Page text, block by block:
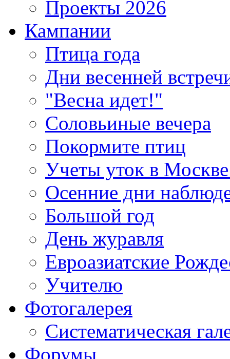
Проекты 2026
Кампании
Птица года
Дни весенней
"Весна идет!"
Соловьиные вечера
Покормите птиц
Учеты уток в
Осенние дни
Большой год
День журавля
Евроазиатские
Учителю
Фотогалерея
Систематическая
Форумы